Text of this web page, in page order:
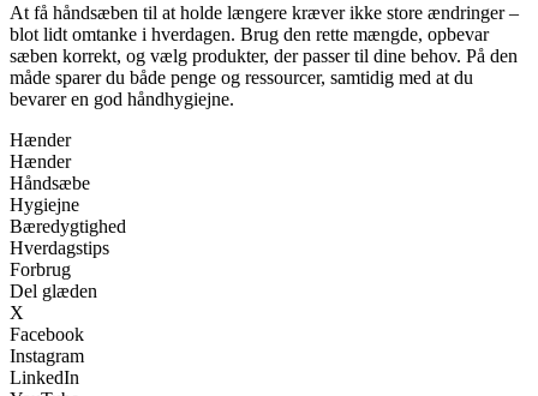
At få håndsæben til at holde længere kræver ikke store ændringer –
blot lidt omtanke i hverdagen. Brug den rette mængde, opbevar
sæben korrekt, og vælg produkter, der passer til dine behov. På den
måde sparer du både penge og ressourcer, samtidig med at du
bevarer en god håndhygiejne.
Hænder
Hænder
Håndsæbe
Hygiejne
Bæredygtighed
Hverdagstips
Forbrug
Del glæden
X
Facebook
Instagram
LinkedIn